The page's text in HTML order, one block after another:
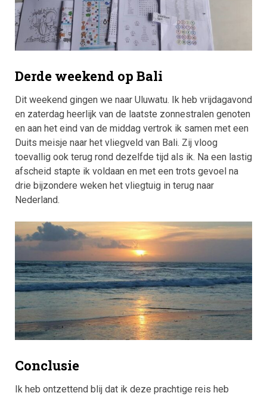
Derde weekend op Bali
Dit weekend gingen we naar Uluwatu. Ik heb vrijdagavond
en zaterdag heerlijk van de laatste zonnestralen genoten
en aan het eind van de middag vertrok ik samen met een
Duits meisje naar het vliegveld van Bali. Zij vloog
toevallig ook terug rond dezelfde tijd als ik. Na een lastig
afscheid stapte ik voldaan en met een trots gevoel na
drie bijzondere weken het vliegtuig in terug naar
Nederland.
Conclusie
Ik heb ontzettend blij dat ik deze prachtige reis heb